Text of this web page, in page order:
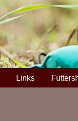
Links